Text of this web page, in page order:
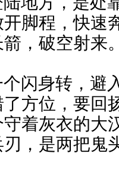
脚程，快速
，破空射来
闪身转，避
方位，要回
着灰衣的大
，是两把鬼